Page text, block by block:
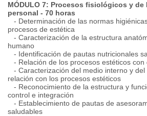
MÓDULO 7: Procesos fisiológicos y de
personal - 70 horas
- Determinación de las normas
procesos de estética
- Caracterización de la estructura
humano
- Identificación de pautas nutricionales
- Relación de los procesos estéticos con
- Caracterización del medio interno y
relación con los procesos estéticos
- Reconocimiento de la estructura y
control e integración
- Establecimiento de pautas de
saludables